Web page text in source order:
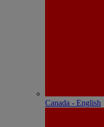
Canada - English